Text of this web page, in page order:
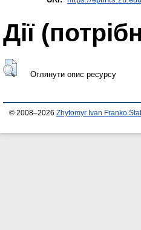
Дії
Оглянути опис ресурсу
© 2008–2026 Zhytomyr Ivan Franko